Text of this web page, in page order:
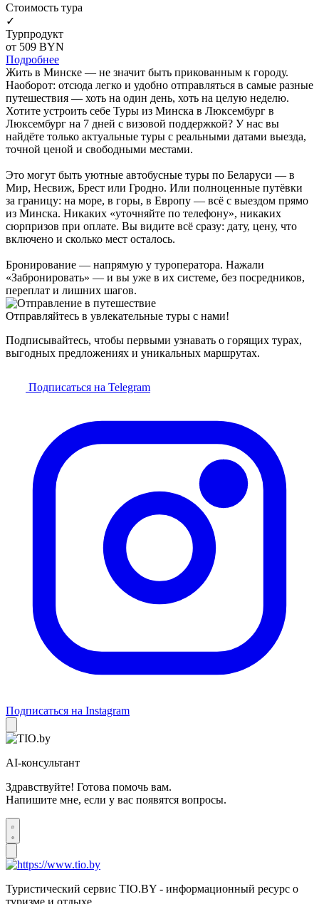
Cтоимость тура
✓
Турпродукт
от 509 BYN
Подробнее
Жить в Минске — не значит быть прикованным к городу.
Наоборот: отсюда легко и удобно отправляться в самые разные
путешествия — хоть на один день, хоть на целую неделю.
Хотите устроить себе Туры из Минска в Люксембург в
Люксембург на 7 дней с визовой поддержкой? У нас вы
найдёте только актуальные туры с реальными датами выезда,
точной ценой и свободными местами.
Это могут быть уютные автобусные туры по Беларуси — в
Мир, Несвиж, Брест или Гродно. Или полноценные путёвки
за границу: на море, в горы, в Европу — всё с выездом прямо
из Минска. Никаких «уточняйте по телефону», никаких
сюрпризов при оплате. Вы видите всё сразу: дату, цену, что
включено и сколько мест осталось.
Бронирование — напрямую у туроператора. Нажали
«Забронировать» — и вы уже в их системе, без посредников,
переплат и лишних шагов.
Отправляйтесь в увлекательные туры с нами!
Подписывайтесь, чтобы первыми узнавать о горящих турах,
выгодных предложениях и уникальных маршрутах.
Подписаться на Telegram
Подписаться на Instagram
AI-консультант
Здравствуйте! Готова помочь вам.
Напишите мне, если у вас появятся вопросы.
Туристический сервис TIO.BY - информационный ресурс о
туризме и отдыхе.